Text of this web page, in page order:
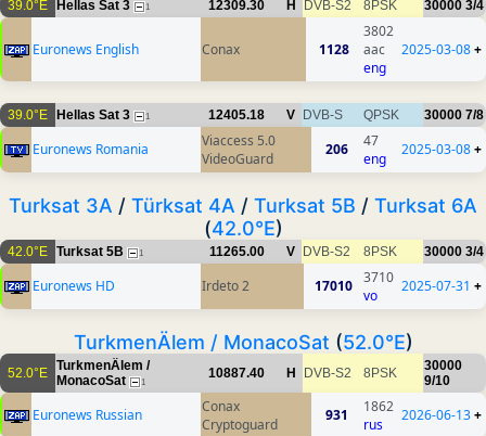
39.0°E Hellas Sat 3 1 12309.30 H DVB-S2 8PSK 30000 3/4
Euronews English Conax 1128
3802
aac
eng
2025-03-08+
39.0°E Hellas Sat 3 1 12405.18 V DVB-S QPSK 30000 7/8
Euronews Romania
Viaccess 5.0
VideoGuard
206
47
eng
2025-03-08+
Turksat 3A / Türksat 4A / Turksat 5B / Turksat 6A
(42.0°E)
42.0°E Turksat 5B 1 11265.00 V DVB-S2 8PSK 30000 3/4
Euronews HD Irdeto 2 17010
3710
vo
2025-07-31 +
TurkmenÄlem / MonacoSat (52.0°E)
52.0°E TurkmenÄlem /
MonacoSat
1
10887.40 H DVB-S2 8PSK
30000
9/10
Euronews Russian
Conax
Cryptoguard
931
1862
rus
2026-06-13+